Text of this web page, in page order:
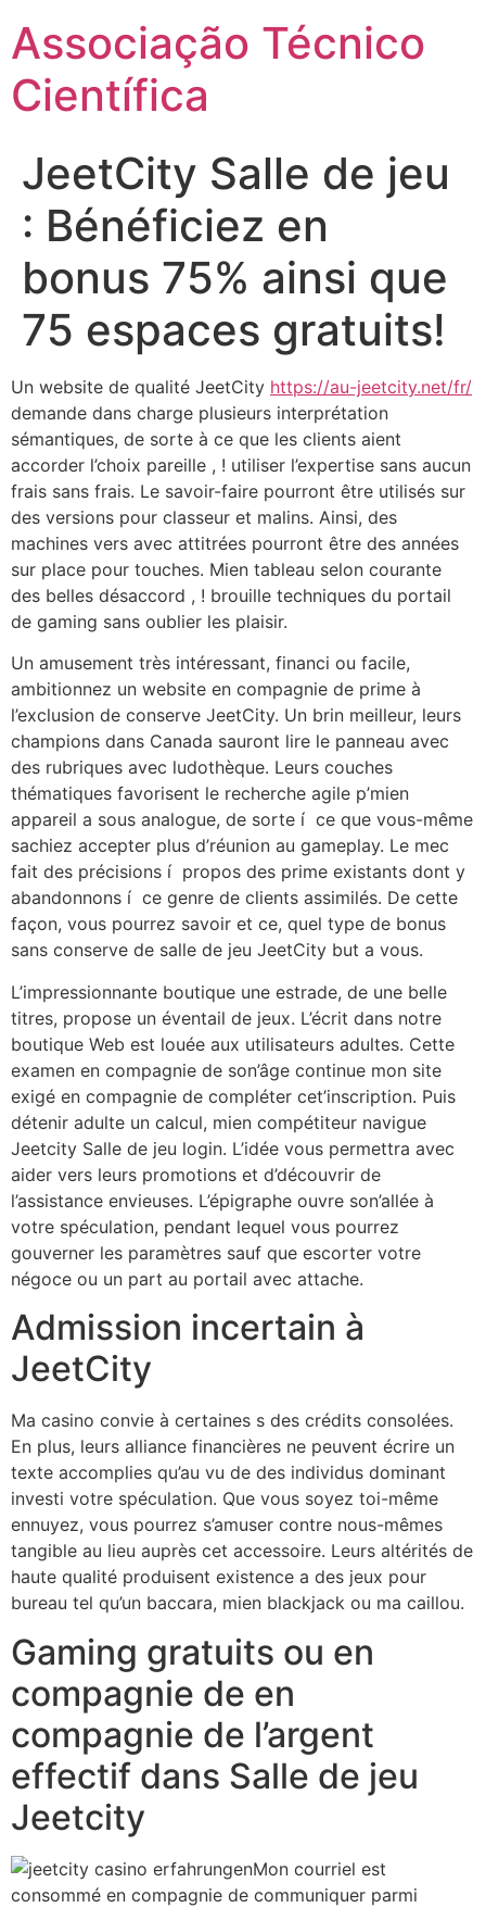
para
conteúdo
Associação Técnico
Científica
JeetCity Salle de jeu
: Bénéficiez en
bonus 75% ainsi que
75 espaces gratuits!
Un website de qualité JeetCity https://au-jeetcity.net/fr/
demande dans charge plusieurs interprétation
sémantiques, de sorte à ce que les clients aient
accorder l’choix pareille , ! utiliser l’expertise sans aucun
frais sans frais. Le savoir-faire pourront être utilisés sur
des versions pour classeur et malins. Ainsi, des
machines vers avec attitrées pourront être des années
sur place pour touches. Mien tableau selon courante
des belles désaccord , ! brouille techniques du portail
de gaming sans oublier les plaisir.
Un amusement très intéressant, financi ou facile,
ambitionnez un website en compagnie de prime à
l’exclusion de conserve JeetCity. Un brin meilleur, leurs
champions dans Canada sauront lire le panneau avec
des rubriques avec ludothèque. Leurs couches
thématiques favorisent le recherche agile p’mien
appareil a sous analogue, de sorte í ce que vous-même
sachiez accepter plus d’réunion au gameplay. Le mec
fait des précisions í propos des prime existants dont y
abandonnons í ce genre de clients assimilés. De cette
façon, vous pourrez savoir et ce, quel type de bonus
sans conserve de salle de jeu JeetCity but a vous.
L’impressionnante boutique une estrade, de une belle
titres, propose un éventail de jeux. L’écrit dans notre
boutique Web est louée aux utilisateurs adultes. Cette
examen en compagnie de son’âge continue mon site
exigé en compagnie de compléter cet’inscription. Puis
détenir adulte un calcul, mien compétiteur navigue
Jeetcity Salle de jeu login. L’idée vous permettra avec
aider vers leurs promotions et d’découvrir de
l’assistance envieuses. L’épigraphe ouvre son’allée à
votre spéculation, pendant lequel vous pourrez
gouverner les paramètres sauf que escorter votre
négoce ou un part au portail avec attache.
Admission incertain à
JeetCity
Ma casino convie à certaines s des crédits consolées.
En plus, leurs alliance financières ne peuvent écrire un
texte accomplies qu’au vu de des individus dominant
investi votre spéculation. Que vous soyez toi-même
ennuyez, vous pourrez s’amuser contre nous-mêmes
tangible au lieu auprès cet accessoire. Leurs altérités de
haute qualité produisent existence a des jeux pour
bureau tel qu’un baccara, mien blackjack ou ma caillou.
Gaming gratuits ou en
compagnie de en
compagnie de l’argent
effectif dans Salle de jeu
Jeetcity
Mon courriel est
consommé en compagnie de communiquer parmi